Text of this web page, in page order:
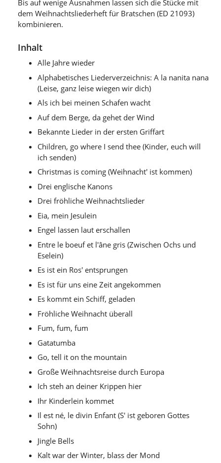
Bis auf wenige Ausnahmen lassen sich die Stücke mit
dem Weihnachtsliederheft für Bratschen (ED 21093)
kombinieren.
Inhalt
Alle Jahre wieder
Alphabetisches Liederverzeichnis: A la nanita nana
(Leise, ganz leise wiegen wir dich)
Als ich bei meinen Schafen wacht
Auf dem Berge, da gehet der Wind
Bekannte Lieder in der ersten Griffart
Children, go where I send thee (Kinder, euch will
ich senden)
Christmas is coming (Weihnacht' ist kommen)
Drei englische Kanons
Drei fröhliche Weihnachtslieder
Eia, mein Jesulein
Engel lassen laut erschallen
Entre le boeuf et l'âne gris (Zwischen Ochs und
Eselein)
Es ist ein Ros' entsprungen
Es ist für uns eine Zeit angekommen
Es kommt ein Schiff, geladen
Fröhliche Weihnacht überall
Fum, fum, fum
Gatatumba
Go, tell it on the mountain
Große Weihnachtsreise durch Europa
Ich steh an deiner Krippen hier
Ihr Kinderlein kommet
Il est né, le divin Enfant (S' ist geboren Gottes
Sohn)
Jingle Bells
Kalt war der Winter, blass der Mond